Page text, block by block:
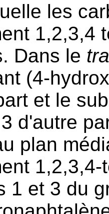
les
1,2,3,4
Dans le
(4-
et le
d'autre
plan
1 et 3 du